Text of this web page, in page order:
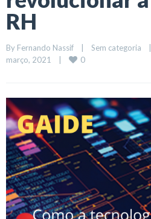
RH
By Fernando Nassif Sem categoria
março, 2021
0